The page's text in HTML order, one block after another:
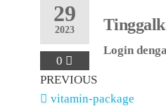
29
2023
0
PREVIOUS
vitamin-package
Login